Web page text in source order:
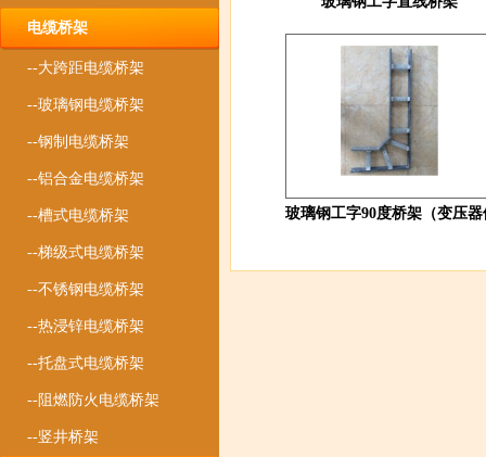
电缆桥架
--大跨距电缆桥架
--玻璃钢电缆桥架
--钢制电缆桥架
--铝合金电缆桥架
--槽式电缆桥架
--梯级式电缆桥架
--不锈钢电缆桥架
--热浸锌电缆桥架
--托盘式电缆桥架
--阻燃防火电缆桥架
--竖井桥架
玻璃钢工字90度桥架（变压器